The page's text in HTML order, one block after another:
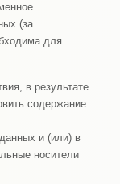
(за
для
в результате
содержание
и (или) в
носители